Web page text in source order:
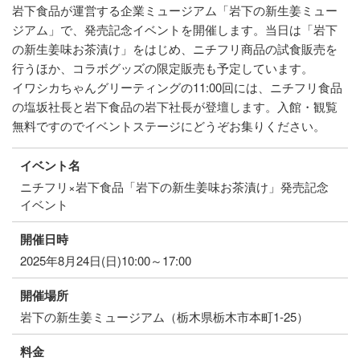
岩下食品が運営する企業ミュージアム「岩下の新生姜ミュー
ジアム」で、発売記念イベントを開催します。当日は「岩下
の新生姜味お茶漬け」をはじめ、ニチフリ商品の試食販売を
行うほか、コラボグッズの限定販売も予定しています。
イワシカちゃんグリーティングの11:00回には、ニチフリ食品
の塩坂社長と岩下食品の岩下社長が登壇します。入館・観覧
無料ですのでイベントステージにどうぞお集りください。
イベント名
ニチフリ×岩下食品「岩下の新生姜味お茶漬け」発売記念
イベント
開催日時
2025年8月24日(日)10:00～17:00
開催場所
岩下の新生姜ミュージアム（栃木県栃木市本町1-25）
料金